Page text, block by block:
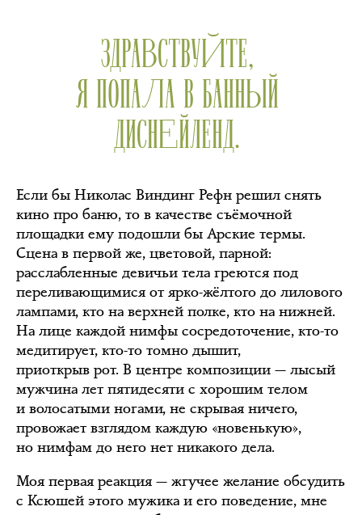
ЗДРАВСТВУЙТЕ,
Я ПОПАЛА В БАННЫЙ
ДИСНЕЙЛЕНД.
Если бы Николас Виндинг Рефн решил снять
кино про баню, то в качестве съёмочной
площадки ему подошли бы Арские термы.
Сцена в первой же, цветовой, парной:
расслабленные девичьи тела греются под
переливающимися от ярко-жёлтого до лилового
лампами, кто на верхней полке, кто на нижней.
На лице каждой нимфы сосредоточение, кто-то
медитирует, кто-то томно дышит,
приоткрыв рот. В центре композиции — лысый
мужчина лет пятидесяти с хорошим телом
и волосатыми ногами, не скрывая ничего,
провожает взглядом каждую «новенькую»,
но нимфам до него нет никакого дела.
Моя первая реакция — жгучее желание обсудить
с Ксюшей этого мужика и его поведение, мне